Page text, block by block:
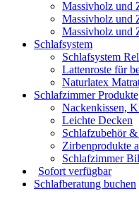
Massivholz und
Massivholz und
Massivholz und
Schlafsystem
Schlafsystem
Lattenroste für
Naturlatex
Schlafzimmer Produkte
Nackenkissen,
Leichte Decken
Schlafzubehör
Zirbenprodukte
Schlafzimmer
Sofort verfügbar
Schlafberatung buchen